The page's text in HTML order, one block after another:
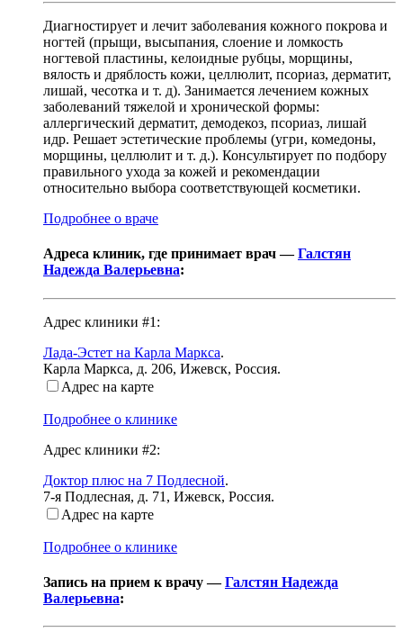
Диагностирует и лечит заболевания кожного покрова и
ногтей (прыщи, высыпания, слоение и ломкость
ногтевой пластины, келоидные рубцы, морщины,
вялость и дряблость кожи, целлюлит, псориаз, дерматит,
лишай, чесотка и т. д). Занимается лечением кожных
заболеваний тяжелой и хронической формы:
аллергический дерматит, демодекоз, псориаз, лишай
идр. Решает эстетические проблемы (угри, комедоны,
морщины, целлюлит и т. д.). Консультирует по подбору
правильного ухода за кожей и рекомендации
относительно выбора соответствующей косметики.
Подробнее о враче
Адреса клиник, где принимает врач —Галстян
Надежда Валерьевна:
Адрес клиники #1:
Лада-Эстет на Карла Маркса.
Карла Маркса, д. 206, Ижевск, Россия.
Адрес на карте
Подробнее о клинике
Адрес клиники #2:
Доктор плюс на 7 Подлесной.
7-я Подлесная, д. 71 , Ижевск, Россия.
Адрес на карте
Подробнее о клинике
Запись на прием к врачу —Галстян Надежда
Валерьевна: